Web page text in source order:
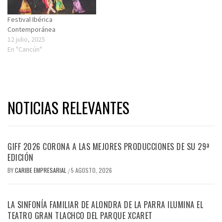
Festival Ibérica
Contemporánea
12 julio, 2025
En "Cancún"
NOTICIAS RELEVANTES
GIFF 2026 CORONA A LAS MEJORES PRODUCCIONES DE SU 29ª
EDICIÓN
BYCARIBE EMPRESARIAL /5 AGOSTO, 2026
LA SINFONÍA FAMILIAR DE ALONDRA DE LA PARRA ILUMINA EL
TEATRO GRAN TLACHCO DEL PARQUE XCARET